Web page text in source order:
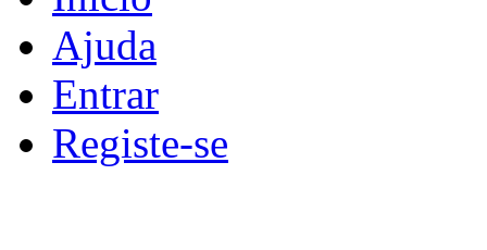
Ajuda
Entrar
Registe-se